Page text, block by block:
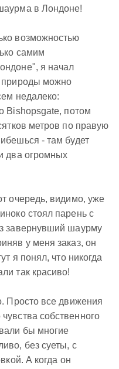
в Лондоне!
возможностью
самим
я начал
природы можно
недалеко:
Bishopsgate, потом
метров по правую
- там будет
два огромных
очередь, видимо, уже
стоял парень с
завернувший шаурму
у меня заказ, он
я понял, что никогда
так красиво!
Просто все движения
собственного
бы многие
без суеты, с
А когда он